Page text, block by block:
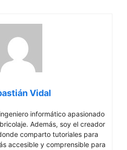
Vidal
informático apasionado
Además, soy el creador
comparto tutoriales para
accesible y comprensible para